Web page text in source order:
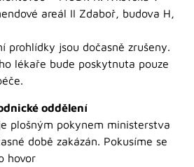
areál II Zdaboř, budova H,
prohlídky jsou dočasně zrušeny.
lékaře bude poskytnuta pouze
oddělení
plošným pokynem ministerstva
době zakázán. Pokusíme se
hovor